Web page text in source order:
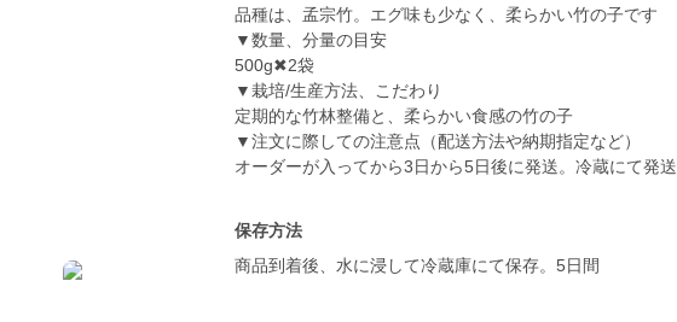
品種は、孟宗竹。エグ味も少なく、柔らかい竹の子です
▼数量、分量の目安
500g✖︎2袋
▼栽培/生産方法、こだわり
定期的な竹林整備と、柔らかい食感の竹の子
▼注文に際しての注意点（配送方法や納期指定など）
オーダーが入ってから3日から5日後に発送。冷蔵にて発送
保存方法
商品到着後、水に浸して冷蔵庫にて保存。5日間